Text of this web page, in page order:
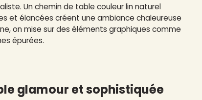
Un chemin de table couleur lin naturel
et élancées créent une ambiance chaleureuse
on mise sur des éléments graphiques comme
épurées.
glamour et sophistiquée